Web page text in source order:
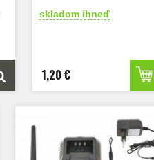
skladom ihneď
1,20 €